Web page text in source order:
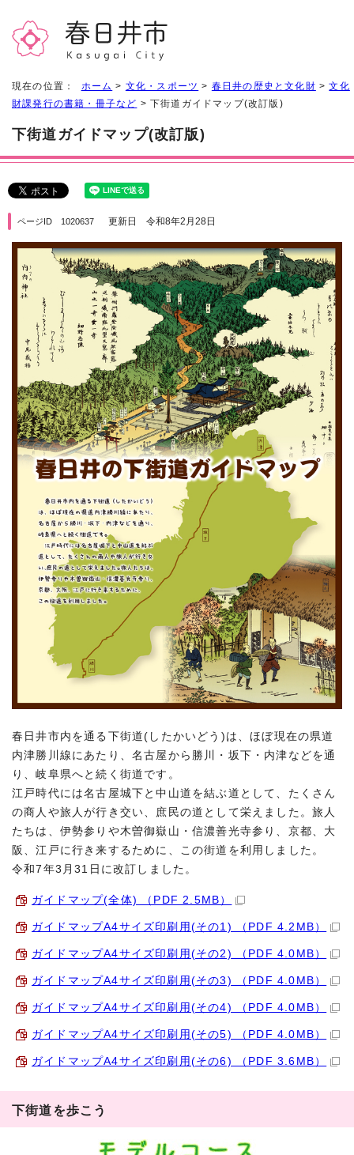
現在の位置： ホーム > 文化・スポーツ > 春日井の歴史と文化財 >文化
財課発行の書籍・冊子など > 下街道ガイドマップ(改訂版)
下街道ガイドマップ(改訂版)
ページID 1020637 更新日 令和8年2月28日
春日井市内を通る下街道(したかいどう)は、ほぼ現在の県道
内津勝川線にあたり、名古屋から勝川・坂下・内津などを通
り、岐阜県へと続く街道です。
江戸時代には名古屋城下と中山道を結ぶ道として、たくさん
の商人や旅人が行き交い、庶民の道として栄えました。旅人
たちは、伊勢参りや木曽御嶽山・信濃善光寺参り、京都、大
阪、江戸に行き来するために、この街道を利用しました。
令和7年3月31日に改訂しました。
ガイドマップ(全体) （PDF 2.5MB）
ガイドマップA4サイズ印刷用(その1) （PDF 4.2MB）
ガイドマップA4サイズ印刷用(その2) （PDF 4.0MB）
ガイドマップA4サイズ印刷用(その3) （PDF 4.0MB）
ガイドマップA4サイズ印刷用(その4) （PDF 4.0MB）
ガイドマップA4サイズ印刷用(その5) （PDF 4.0MB）
ガイドマップA4サイズ印刷用(その6) （PDF 3.6MB）
下街道を歩こう